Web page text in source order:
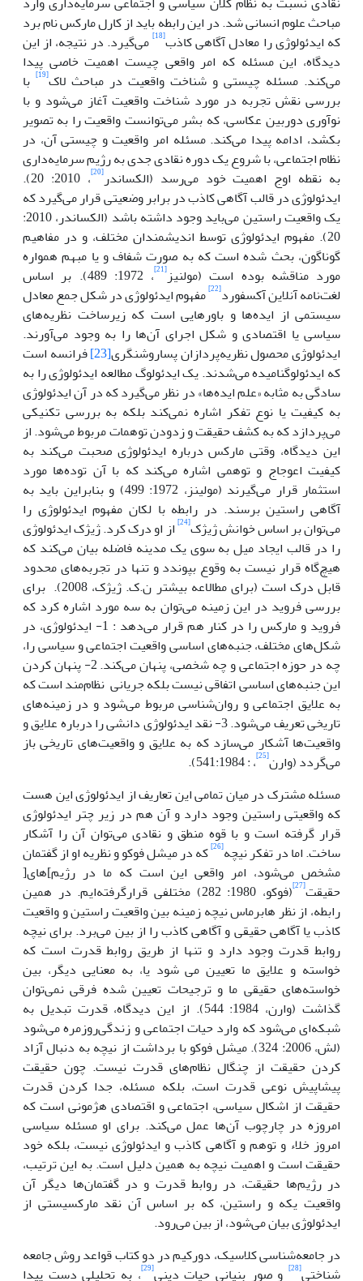
مباحث علوم انسانی شد. در این رابطه باید از کارل مارکس نام برد
که ایدئولوژی را معادل آگاهی کاذب[18]
می‌گیرد. در نتیجه، از این
دیدگاه، این مسئله که امر واقعی چیست اهمیت خاصی پیدا
می‌کند. مسئله‌ چیستی و شناخت واقعیت در مباحث لاک[19]
با
بررسی نقش تجربه در مورد شناخت واقعیت آغاز می‌شود و با
نوآوری دوربین عکاسی، که بشر می‌توانست واقعیت را به تصویر
بکشد، ادامه پیدا می‌کند. مسئله امر واقعیت و چیستی آن، در
نظام اجتماعی، با شروع یک دوره نقادی جدی به رژیم سرمایه‌داری
به نقطه اوج اهمیت خود می‌رسد (الکساندر[20]
، 2010: 20).
ایدئولوژی در قالب آگاهی کاذب در برابر وضعیتی قرار می‌گیرد که
یک واقعیت راستین می‌باید وجود داشته باشد (الکساندر، 2010:
20). مفهوم ایدئولوژی توسط اندیشمندان مختلف، و در مفاهیم
گوناگون، بحث شده است‌ که به صورت شفاف و یا مبهم همواره
مورد مناقشه بوده است (مولنیز[21]
، 1972: 489). بر اساس
لغت‌نامه آنلاین آکسفورد[22]
مفهوم ایدئولوژی در شکل جمع معادل
سیستمی از ایده‌ها و باورهایی است که زیرساخت نظریه‌های
سیاسی یا اقتصادی و شکل اجرای آن‌ها را به وجود می‌آورند.
ایدئولوژی محصول نظریه‌پردازان پساروشنگری[23]
فرانسه است
که ایدئولوگنامیده می‌شدند. یک ایدئولوگ مطالعه ایدئولوژی را به
سادگی به مثابه «علم ایده‌ها» در نظر می‌گیرد که در آن ایدئولوژی
به کیفیت یا نوع تفکر اشاره نمی‌کند بلکه به بررسی تکنیکی
می‌پردازد که به کشف حقیقت و زدودن توهمات مربوط می‌شود. از
این دیدگاه، وقتی مارکس درباره ایدئولوژی صحبت می‌کند به
کیفیت اعوجاج و توهمی اشاره می‌کند که با آن توده‌ها مورد
استثمار قرار می‌گیرند (مولینز، 1972: 499) و بنابراین باید به
آگاهی راستین برسند. در رابطه با لکان مفهوم ایدئولوژی را
می‌توان بر اساس خوانش ژیژک[24]
از او درک کرد. ژیژک ایدئولوژی
را در قالب ایجاد میل به سوی یک مدینه فاضله بیان می‌کند که
هیچ‌گاه قرار نیست به وقوع بپوندد و تنها در تجربه‌های محدود
قابل درک است (برای مطالاعه بیشتر ن.ک. ژیژک، 2008). برای
بررسی فروید در این زمینه می‌توان به سه مورد اشاره کرد که
فروید و مارکس را در کنار هم قرار می‌دهد : 1- ایدئولوژی، در
شکل‌های مختلف، جنبه‌های اساسی واقعیت اجتماعی و سیاسی را،
چه در حوزه اجتماعی و چه شخصی، پنهان می‌کند. 2- پنهان کردن
این جنبه‌های اساسی اتفاقی نیست بلکه جریانی نظام‌مند است که
به علایق اجتماعی و روان‌شناسی مربوط می‌شود و در زمینه‌های
تاریخی تعریف می‌شود. 3- نقد ایدئولوژی دانشی را درباره علایق و
واقعیت‌ها آشکار می‌سازد که به علایق و واقعیت‌های تاریخی باز
می‌گردد (وارن[25]
، : 541:1984).
مسئله مشترک در میان تمامی این تعاریف از ایدئولوژی این هست
که واقعیتی راستین وجود دارد و آن هم در زیر چتر ایدئولوژی
قرار گرفته است و با قوه منطق و نقادی می‌توان آن را آشکار
ساخت. اما در تفکر نیچه[26]
که در میشل فوکو و نظریه او از گفتمان
مشخص ‌می‌شود، امر واقعی این است که ما در رژیم‌]های[
حقیقت[27]
(فوکو، 1980: 282) مختلفی قرارگرفته‌ایم. در همین
رابطه، از نظر هابرماس نیچه زمینه بین واقعیت راستین و واقعیت
کاذب یا آگاهی حقیقی و آگاهی کاذب را از بین می‌برد. برای نیچه
روابط قدرت وجود دارد و تنها از طریق روابط قدرت است که
خواسته و علایق ما تعیین می شود یا، به معنایی دیگر، بین
خواسته‌های حقیقی ما و ترجیحات تعیین شده فرقی نمی‌توان
گذاشت (وارن، 1984: 544). از این دیدگاه، قدرت تبدیل به
شبکه‌ای می‌شود که وارد حیات اجتماعی و زندگی‌روزمره می‌شود
(لش، 2006: 324). میشل فوکو با برداشت از نیچه به دنبال آزاد
کردن حقیقت از چنگال نظام‌های قدرت نیست. چون حقیقت
پیشاپیش نوعی قدرت است، بلکه مسئله، جدا کردن قدرت
حقیقت از اشکال سیاسی، اجتماعی و اقتصادی هژمونی است که
امروزه در چارچوب آن‌ها عمل می‌کند. برای او مسئله سیاسی
امروز خلاء و توهم و آگاهی کاذب و ایدئولوژی نیست، بلکه خود
حقیقت است و اهمیت نیچه به همین دلیل است. به این ترتیب،
در رژیم‌ها حقیقت، در روابط قدرت و در گفتمان‌ها دیگر آن
واقعیت یکه و راستین، که بر اساس آن نقد مارکسیستی از
ایدئولوژی بیان می‌شود، از بین می‌رود.
در جامعه‌شناسی کلاسیک، دورکیم در دو کتاب قواعد روش جامعه
شناختی[28] و صور بنیانی حیات دینی[29]
، به تحلیلی دست پیدا